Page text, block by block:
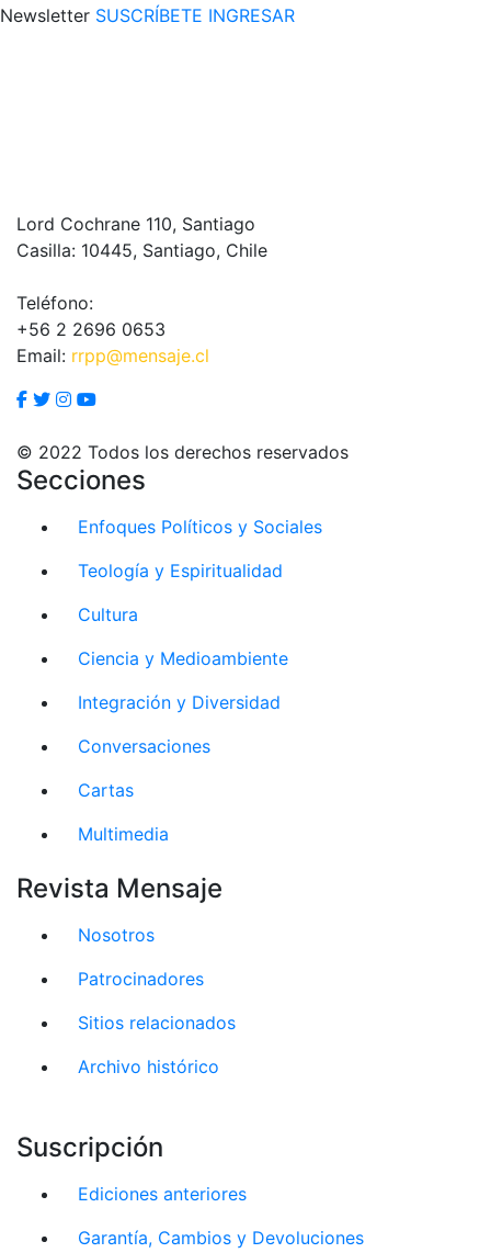
Newsletter SUSCRÍBETE INGRESAR
Lord Cochrane 110, Santiago
Casilla: 10445, Santiago, Chile
Teléfono:
+56 2 2696 0653
Email: rrpp@mensaje.cl
© 2022 Todos los derechos reservados
Secciones
Enfoques Políticos y Sociales
Teología y Espiritualidad
Cultura
Ciencia y Medioambiente
Integración y Diversidad
Conversaciones
Cartas
Multimedia
Revista Mensaje
Nosotros
Patrocinadores
Sitios relacionados
Archivo histórico
Suscripción
Ediciones anteriores
Garantía, Cambios y Devoluciones